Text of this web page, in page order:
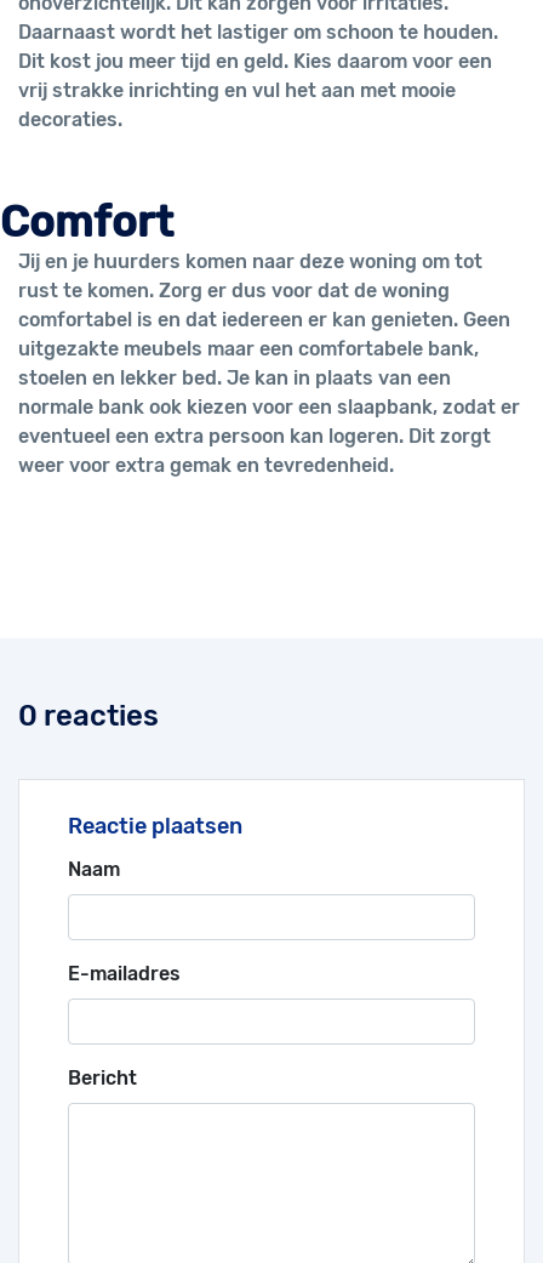
Daarnaast wordt het lastiger om schoon te houden.
Dit kost jou meer tijd en geld. Kies daarom voor een
vrij strakke inrichting en vul het aan met mooie
decoraties.
Comfort
Jij en je huurders komen naar deze woning om tot
rust te komen. Zorg er dus voor dat de woning
comfortabel is en dat iedereen er kan genieten. Geen
uitgezakte meubels maar een comfortabele bank,
stoelen en lekker bed. Je kan in plaats van een
normale bank ook kiezen voor een slaapbank, zodat er
eventueel een extra persoon kan logeren. Dit zorgt
weer voor extra gemak en tevredenheid.
0 reacties
Reactie plaatsen
Naam
E-mailadres
Bericht